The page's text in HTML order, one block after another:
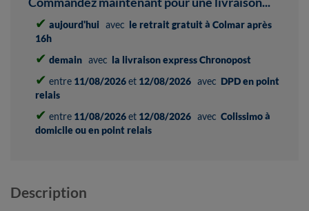
✔ aujourd'hui avec le retrait gratuit à Colmar après
16h
✔ demain avec la livraison express Chronopost
✔ entre 11/08/2026et 12/08/2026 avec DPD en point
relais
✔ entre 11/08/2026et 12/08/2026 avec Colissimo à
domicile ou en point relais
Description